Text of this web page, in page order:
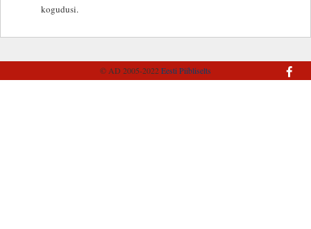
kogudusi.
© AD 2005-2022Eesti Piibliselts